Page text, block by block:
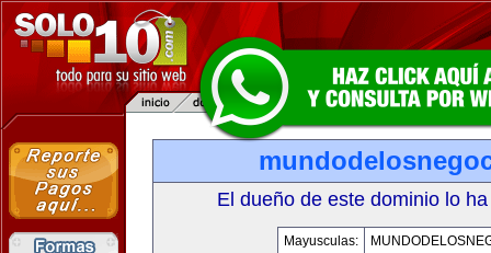
El dueño de este dominio lo
Mayusculas: